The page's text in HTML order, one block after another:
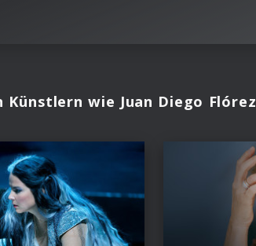
Künstlern wie Juan Diego Flórez